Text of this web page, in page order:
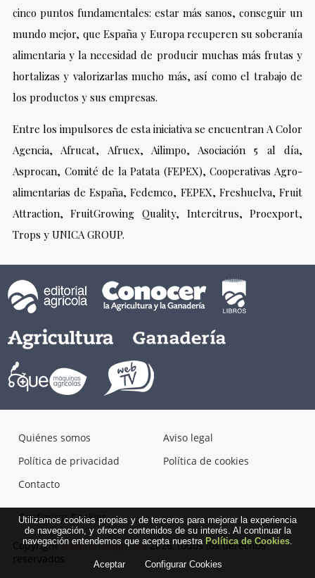
cinco puntos fundamentales: estar más sanos, conseguir un
mundo mejor, que España y Europa recuperen su soberanía
alimentaria y la necesidad de producir muchas más frutas y
hortalizas y valorizarlas mucho más, así como el trabajo de
los productos y sus empresas.
Entre los impulsores de esta iniciativa se encuentran A Color
Agencia, Afrucat, Afruex, Ailimpo, Asociación 5 al día,
Asprocan, Comité de la Patata (FEPEX), Cooperativas Agro-
alimentarias de España, Fedemco, FEPEX, Freshuelva, Fruit
Attraction, FruitGrowing Quality, Intercitrus, Proexport,
Trops y UNICA GROUP.
Quiénes somos
Aviso legal
Política de privacidad
Política de cookies
Contacto
Configurar Cookies
Copyright@editorialagricola2026, todos los derechos
reservados
Utilizamos cookies propias y de terceros para mejorar la experiencia
de navegación, y ofrecer contenidos de su interés. Al continuar la
navegación entendemos que acepta nuestra Política de Cookies.